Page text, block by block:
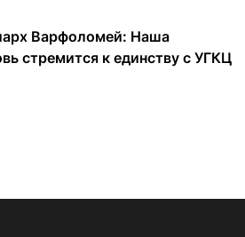
Варфоломей: Наша
стремится к единству с УГКЦ